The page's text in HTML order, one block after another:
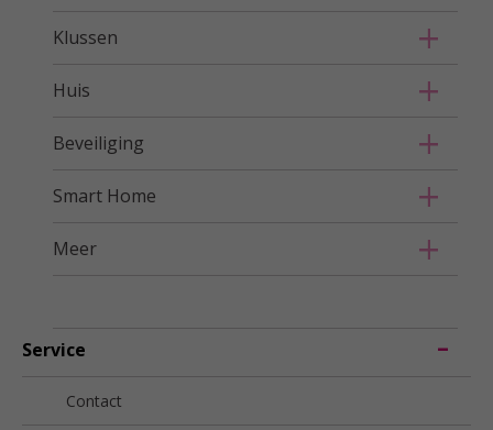
Klussen
Huis
Beveiliging
Smart Home
Meer
Service
Contact